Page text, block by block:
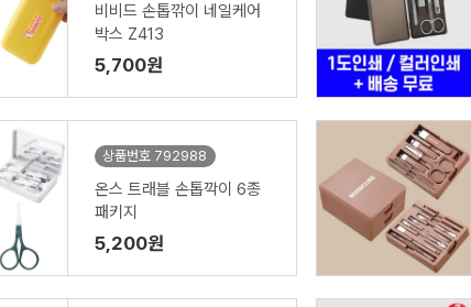
비비드 손톱깎이 네일케어
박스 Z413
5,700원
상품번호 792988
온스 트래블 손톱깍이 6종
패키지
5,200원